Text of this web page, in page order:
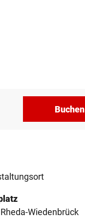
Buchen
Rheda-Wiedenbrück